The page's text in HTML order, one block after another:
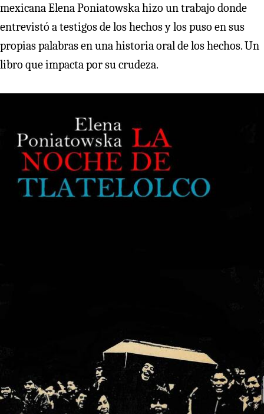
mexicana Elena Poniatowska hizo un trabajo donde
entrevistó a testigos de los hechos y los puso en sus
propias palabras en una historia oral de los hechos. Un
libro que impacta por su crudeza.